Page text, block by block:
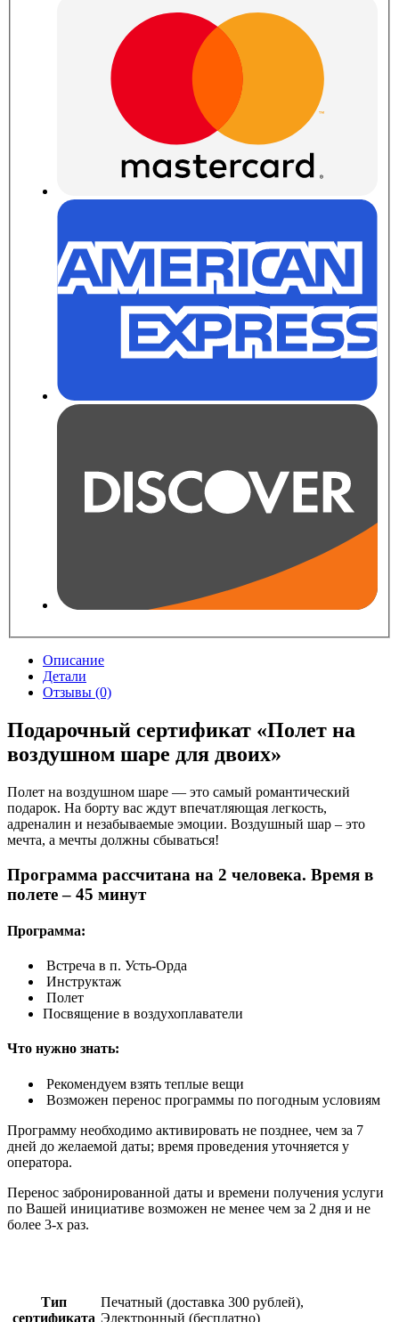
Описание
Детали
Отзывы (0)
Подарочный сертификат «Полет на
воздушном шаре для двоих»
Полет на воздушном шаре — это самый романтический
подарок. На борту вас ждут впечатляющая легкость,
адреналин и незабываемые эмоции. Воздушный шар – это
мечта, а мечты должны сбываться!
Программа рассчитана на 2 человека. Время в
полете – 45 минут
Программа:
Встреча в п. Усть-Орда
Инструктаж
Полет
Посвящение в воздухоплаватели
Что нужно знать:
Рекомендуем взять теплые вещи
Возможен перенос программы по погодным условиям
Программу необходимо активировать не позднее, чем за 7
дней до желаемой даты; время проведения уточняется у
оператора.
Перенос забронированной даты и времени получения услуги
по Вашей инициативе возможен не менее чем за 2 дня и не
более 3-х раз.
Тип
сертификата
Печатный (доставка 300 рублей),
Электронный (бесплатно)